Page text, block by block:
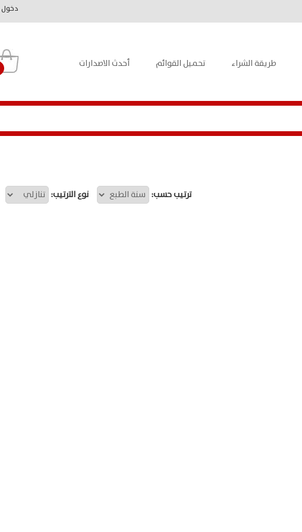
دخول
طريقة الشراء تحميل القوائم أحدث الاصدارات
ترتيب حسب: نوع الترتيب: